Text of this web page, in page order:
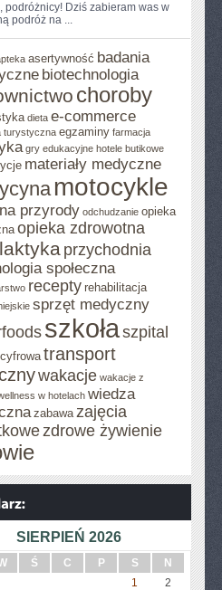
podróżnicy! ‌Dziś zabieram was w
‍podróż na ...
asertywność badania
biotechnologia
choroby
dieta e-commerce
turystyczna egzaminy farmacja
gry edukacyjne hotele butikowe
materiały medyczne
motocykle
przyrody odchudzanie opieka
opieka zdrowotna
przychodnia
społeczna
recepty rehabilitacja
sprzęt medyczny
szkołaszpital
transport
wakacje wakacje z
w hotelach wiedza
zabawa zajęcia
zdrowe żywienie
SIERPIEŃ 2026
Ś C P S
N
1
2